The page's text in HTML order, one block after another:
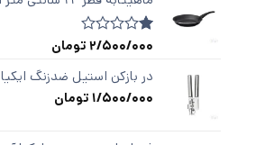
در
امتیازدهی
مشتری
امتیازدهی
از
در
1
2/500/000تومان
در بازکن استیل ضدزنگ ایکیا KONCIS
1/500/000تومان